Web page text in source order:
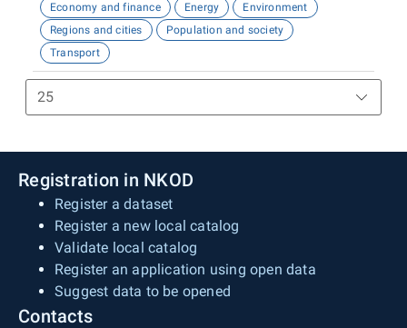
prostředí, občanská vybavenost, sítě, územní
plány a spoustu dalších. Slouží zejména
zájemcům o nemovitosti a profesionálům v
realitním oboru.
Economy and finance Energy
Environment
Regions and cities
Population and society
Transport
Registration in NKOD
Register a dataset
Register a new local catalog
Validate local catalog
Register an application using open data
Suggest data to be opened
Contacts